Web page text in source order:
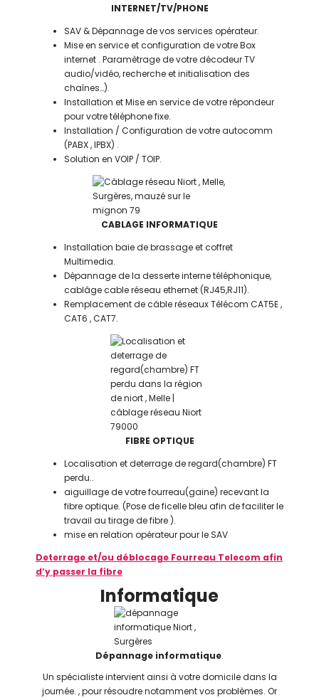
INTERNET/TV/PHONE
SAV & Dépannage de vos services opérateur.
Mise en service et configuration de votre Box
internet . Paramètrage de votre décodeur TV
audio/vidéo, recherche et initialisation des
chaînes…).
Installation et Mise en service de votre répondeur
pour votre téléphone fixe.
Installation / Configuration de votre autocomm
(PABX , IPBX) .
Solution en VOIP / TOIP.
CABLAGE INFORMATIQUE
Installation baie de brassage et coffret
Multimedia.
Dépannage de la desserte interne téléphonique,
cablâge cable réseau ethernet (RJ45,RJ11).
Remplacement de câble réseaux Télécom CAT5E ,
CAT6 , CAT7.
FIBRE OPTIQUE
Localisation et deterrage de regard(chambre) FT
perdu..
aiguillage de votre fourreau(gaine) recevant la
fibre optique. (Pose de ficelle bleu afin de faciliter le
travail au tirage de fibre ).
mise en relation opérateur pour le SAV
Deterrage et/ou déblocage Fourreau Telecom afin
d’y passer la fibre
Informatique
Dépannage informatique.
Un spécialiste intervient ainsi à votre domicile dans la
journée. , pour résoudre notamment vos problèmes. Or